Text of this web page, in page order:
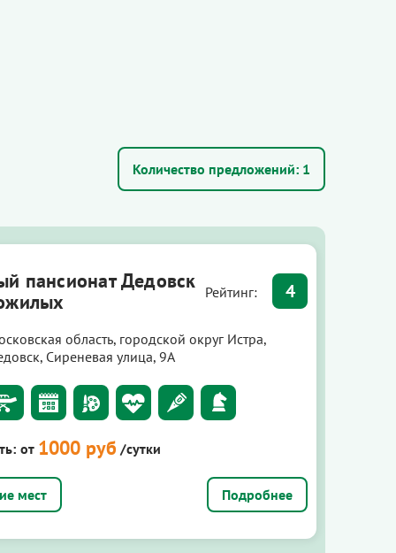
Количество предложений: 1
пансионат Дедовск Рейтинг: 4
область, городской округ Истра,
Сиреневая улица, 9А
от 1000 руб /сутки
Подробнее